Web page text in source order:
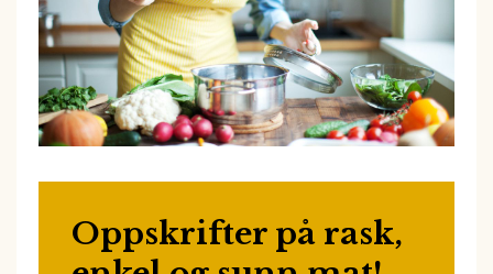
Oppskrifter på rask,